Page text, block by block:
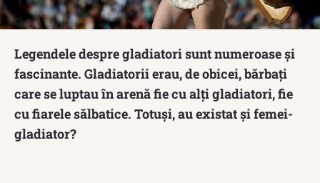
Legendele despre gladiatori sunt numeroase și
fascinante. Gladiatorii erau, de obicei, bărbați
care se luptau în arenă fie cu alți gladiatori, fie
cu fiarele sălbatice. Totuși, au existat și femei-
gladiator?